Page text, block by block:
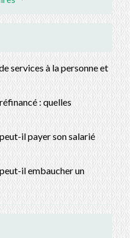
services à la personne et
: quelles
il payer son salarié
il embaucher un